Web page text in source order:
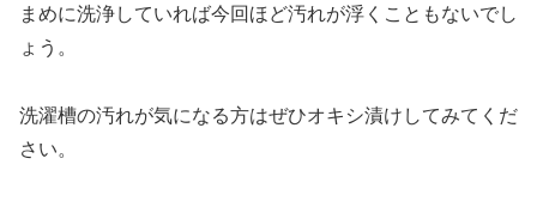
まめに洗浄していれば今回ほど汚れが浮くこともないでし
ょう。
洗濯槽の汚れが気になる方はぜひオキシ漬けしてみてくだ
さい。